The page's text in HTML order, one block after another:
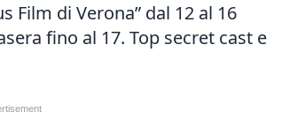
Film di Verona” dal 12 al 16
fino al 17. Top secret cast e